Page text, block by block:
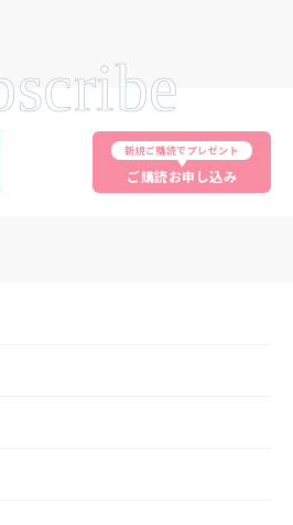
新規ご購読でプレゼント
ご購読お申し込み